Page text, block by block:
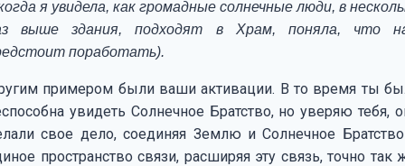
я увидела, как громадные солнечные люди, в
выше здания, подходят в Храм, поняла, что
поработать).
примером были ваши активации. В то время ты
увидеть Солнечное Братство, но уверяю тебя,
свое дело, соединяя Землю и Солнечное
пространство связи, расширяя эту связь, точно так